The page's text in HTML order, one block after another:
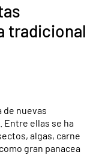
tradicional
de nuevas
Entre ellas se ha
algas, carne
gran panacea